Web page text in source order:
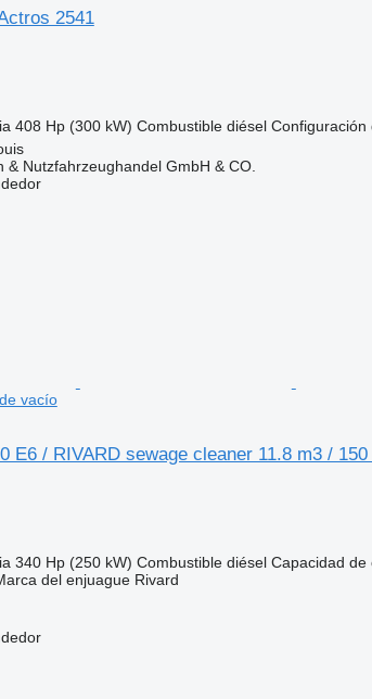
2541
408 Hp (300 kW) Combustible diésel Configuración
& Nutzfahrzeughandel GmbH & CO.
vacío
E6 / RIVARD sewage cleaner 11.8 m3 /
340 Hp (250 kW) Combustible diésel Capacidad de
del enjuague Rivard